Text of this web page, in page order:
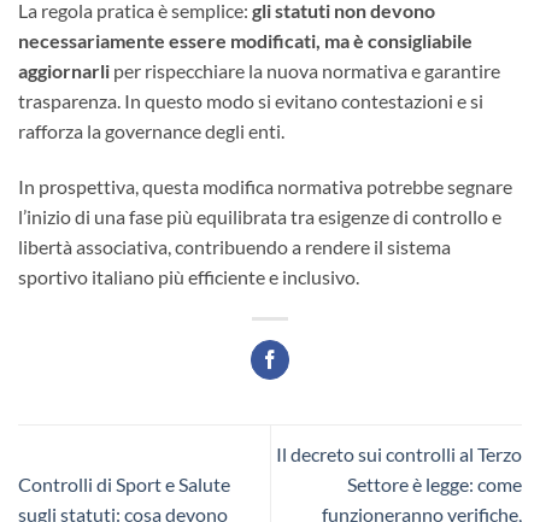
La regola pratica è semplice: gli statuti non devono
necessariamente essere modificati, ma è consigliabile
aggiornarli per rispecchiare la nuova normativa e garantire
trasparenza. In questo modo si evitano contestazioni e si
rafforza la governance degli enti.
In prospettiva, questa modifica normativa potrebbe segnare
l’inizio di una fase più equilibrata tra esigenze di controllo e
libertà associativa, contribuendo a rendere il sistema
sportivo italiano più efficiente e inclusivo.
Controlli di Sport e Salute
sugli statuti: cosa devono
Il decreto sui controlli al Terzo
Settore è legge: come
funzioneranno verifiche,